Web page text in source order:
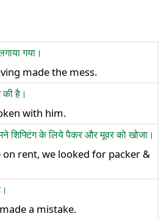
गया।
made the mess.
है।
with him.
शिफ्टिंग के लिये पैकर और मूवर को खोजा।
rent, we looked for packer &
a mistake.